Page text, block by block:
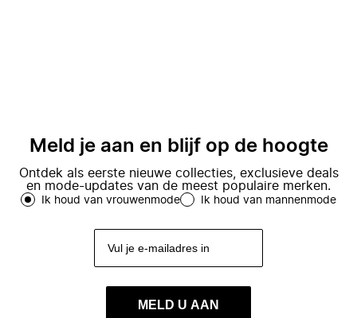
Meld je aan en blijf op de hoogte
Ontdek als eerste nieuwe collecties, exclusieve deals
en mode-updates van de meest populaire merken.
Ik houd van vrouwenmode Ik houd van mannenmode
MELD U AAN